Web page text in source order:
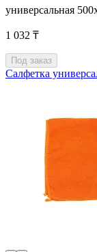
универсальная
1 032 ₸
Под заказ
Салфетка